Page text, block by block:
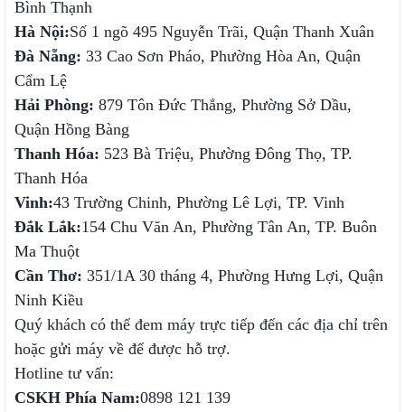
Bình Thạnh
Hà Nội:Số 1 ngõ 495 Nguyễn Trãi, Quận Thanh Xuân
Đà Nẵng: 33 Cao Sơn Pháo, Phường Hòa An, Quận
Cẩm Lệ
Hải Phòng: 879 Tôn Đức Thắng, Phường Sở Dầu,
Quận Hồng Bàng
Thanh Hóa: 523 Bà Triệu, Phường Đông Thọ, TP.
Thanh Hóa
Vinh:43 Trường Chinh, Phường Lê Lợi, TP. Vinh
Đắk Lắk:154 Chu Văn An, Phường Tân An, TP. Buôn
Ma Thuột
Cần Thơ: 351/1A 30 tháng 4, Phường Hưng Lợi, Quận
Ninh Kiều
Quý khách có thể đem máy trực tiếp đến các địa chỉ trên
hoặc gửi máy về để được hỗ trợ.
Hotline tư vấn:
CSKH Phía Nam:0898 121 139